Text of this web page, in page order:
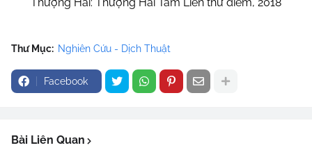
Thư Mục: Nghiên Cứu - Dịch Thuật
Facebook
Bài Liên Quan